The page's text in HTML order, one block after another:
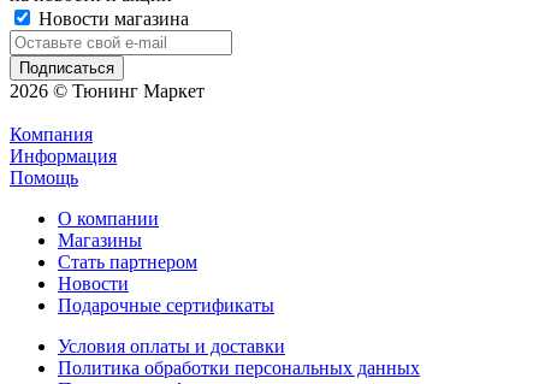
Новости магазина
2026 © Тюнинг Маркет
Компания
Информация
Помощь
О компании
Магазины
Стать партнером
Новости
Подарочные сертификаты
Условия оплаты и доставки
Политика обработки персональных данных